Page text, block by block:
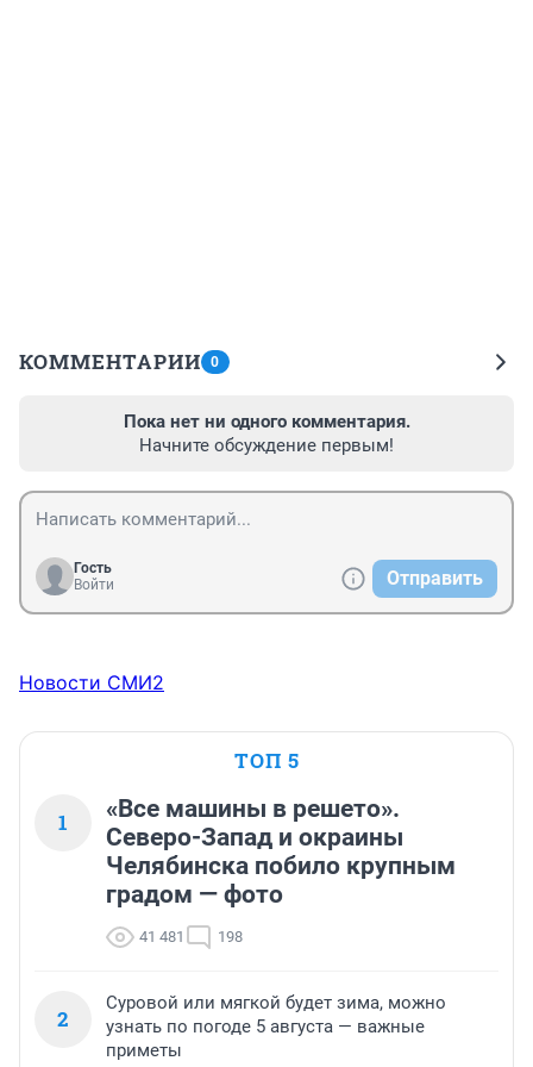
КОММЕНТАРИИ 0
Пока нет ни одного комментария.
Начните обсуждение первым!
Гость
Войти
Отправить
Новости СМИ2
ТОП 5
1
«Все машины в решето».
Северо-Запад и окраины
Челябинска побило крупным
градом — фото
41 481 198
2
Суровой или мягкой будет зима, можно
узнать по погоде 5 августа — важные
приметы